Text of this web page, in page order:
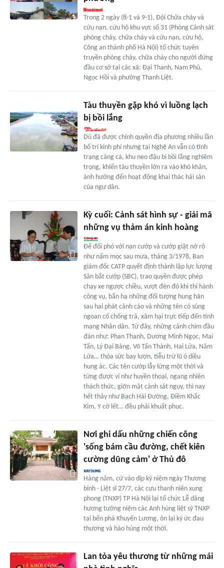
Trong 2 ngày (8-1 và 9-1), Đội Chữa cháy và
cứu nạn, cứu hộ khu vực số 31 (Phòng Cảnh sát
phòng cháy, chữa cháy và cứu nạn, cứu hộ,
Công an thành phố Hà Nội) tổ chức tuyên
truyền phòng cháy, chữa cháy cho người đứng
đầu cơ sở tại các xã: Đại Thanh, Nam Phù,
Ngọc Hồi và phường Thanh Liệt.
Tàu thuyền gặp khó vì luồng lạch
bị bồi lắng
Dù đã được chính quyền địa phương nhiều lần
bố trí kinh phí nhưng tại Nghệ An vẫn có tình
trạng cảng cá, khu neo đậu bị bồi lắng nghiêm
trọng, khiến tàu thuyền lớn ra vào khó khăn,
ảnh hưởng đến hoạt động khai thác hải sản
của ngư dân.
Kỳ cuối: Cảnh sát hình sự - giải mã
những vụ thảm án kinh hoàng
Để đối phó với nạn cướp và cướp giật nở rộ
như nấm mọc sau mưa, tháng 3/1978, Ban
giám đốc CATP quyết định thành lập lực lượng
Săn bắt cướp (SBC), trao quyền được phép
chạy xe ngược chiều, vượt đèn đỏ khi thi hành
công vụ, bắn hạ những đối tượng hung hãn
sau hai phát cảnh cáo và những tên có súng
ngoan cố chống trả, xâm hại trực tiếp đến tính
mạng Nhân dân. Từ đây, những cánh chim đầu
đàn như: Phan Thanh, Dương Minh Ngọc, Mai
Tấn, Lý Đại Bàng, Võ Tấn Thành, Hai Lửa, Năm
Lửa… thỏa sức bay lượn, tiễu trừ lũ ó diều
hung ác. Các tên cướp lẫy lừng một thời và
từng được ví như huyền thoại, ngang nhiên
thách thức, giỡn mặt cảnh sát ngụy, thì nay
hết thảy như Bạch Hải Đường, Điềm Khắc
Kim, Y cờ lết… đều phải khuất phục.
Nơi ghi dấu những chiến công
'sống bám cầu đường, chết kiên
cường dũng cảm' ở Thủ đô
Hàng năm, cứ vào dịp kỷ niệm ngày Thương
binh - Liệt sĩ 27/7, các cựu thanh niên xung
phong (TNXP) TP Hà Nội lại tổ chức Lễ dâng
hương tưởng niệm các Anh hùng liệt sỹ TNXP
tại bến phà Khuyến Lương, ôn lại ký ức đau
thương và hào hùng một thời.
Lan tỏa yêu thương từ những mái